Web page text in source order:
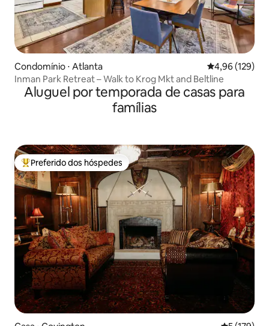
Condomínio ⋅ Atlanta 4,96 de uma
4,96 (129)
Inman Park Retreat – Walk to Krog Mkt and Beltline
Aluguel por temporada de casas para
famílias
Entre os melhores preferidos dos hóspedes
Preferido dos hóspedes